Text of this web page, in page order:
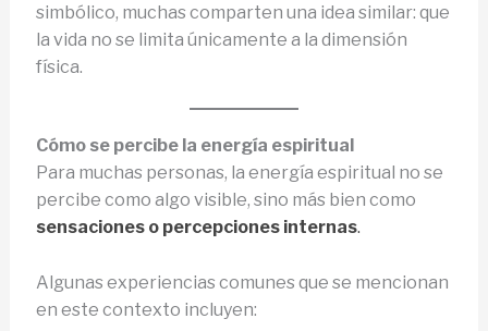
simbólico, muchas comparten una idea similar: que
la vida no se limita únicamente a la dimensión
física.
Cómo se percibe la energía espiritual
Para muchas personas, la energía espiritual no se
percibe como algo visible, sino más bien como
sensaciones o percepciones internas.
Algunas experiencias comunes que se mencionan
en este contexto incluyen: